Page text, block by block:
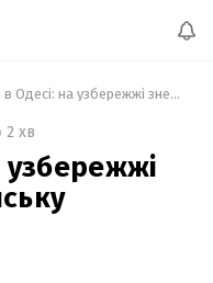
Вибухи в Одесі: на узбережжі знешкодили російську морську міну
2 хв
узбережжі